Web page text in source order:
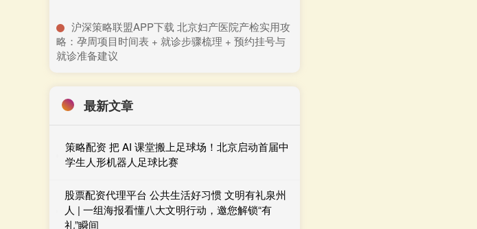
​沪深策略联盟APP下载 北京妇产医院产检实用攻
略：孕周项目时间表 + 就诊步骤梳理 + 预约挂号与
就诊准备建议
最新文章
策略配资 把 AI 课堂搬上足球场！北京启动首届中
学生人形机器人足球比赛
股票配资代理平台 公共生活好习惯 文明有礼泉州
人 | 一组海报看懂八大文明行动，邀您解锁“有
礼”瞬间